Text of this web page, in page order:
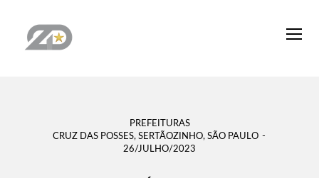
PREFEITURAS
CRUZ DAS POSSES, SERTÃOZINHO, SÃO PAULO
26/JULHO/2023